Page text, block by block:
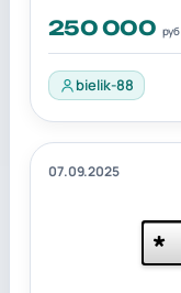
250 000 руб
bielik-88
07.09.2025
*